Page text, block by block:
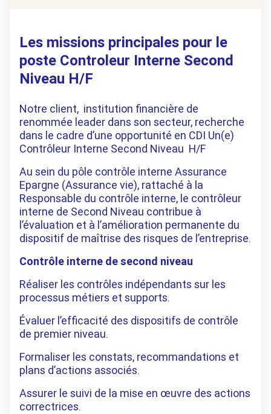
Les missions principales pour le
poste Controleur Interne Second
Niveau H/F
Notre client, institution financière de
renommée leader dans son secteur, recherche
dans le cadre d’une opportunité en CDI Un(e)
Contrôleur Interne Second Niveau H/F
Au sein du pôle contrôle interne Assurance
Epargne (Assurance vie), rattaché à la
Responsable du contrôle interne, le contrôleur
interne de Second Niveau contribue à
l’évaluation et à l’amélioration permanente du
dispositif de maîtrise des risques de l’entreprise.
Contrôle interne de second niveau
Réaliser les contrôles indépendants sur les
processus métiers et supports.
Évaluer l’efficacité des dispositifs de contrôle
de premier niveau.
Formaliser les constats, recommandations et
plans d’actions associés.
Assurer le suivi de la mise en œuvre des actions
correctrices.